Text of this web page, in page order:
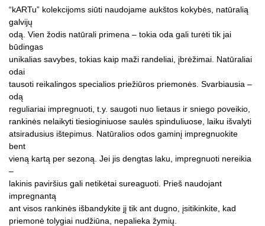
“kARTu” kolekcijoms siūti naudojame aukštos kokybės, natūralią
galvijų
odą. Vien žodis natūrali primena – tokia oda gali turėti tik jai
būdingas
unikalias savybes, tokias kaip maži randeliai, įbrėžimai. Natūraliai
odai
tausoti reikalingos specialios priežiūros priemonės. Svarbiausia –
odą
reguliariai impregnuoti, t.y. saugoti nuo lietaus ir sniego poveikio,
rankinės nelaikyti tiesioginiuose saulės spinduliuose, laiku išvalyti
atsiradusius ištepimus. Natūralios odos gaminį impregnuokite
bent
vieną kartą per sezoną. Jei jis dengtas laku, impregnuoti nereikia
–
lakinis paviršius gali netikėtai sureaguoti. Prieš naudojant
impregnantą
ant visos rankinės išbandykite jį tik ant dugno, įsitikinkite, kad
priemonė tolygiai nudžiūna, nepalieka žymių.